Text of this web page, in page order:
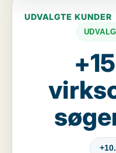
UDVALGTE KUNDER